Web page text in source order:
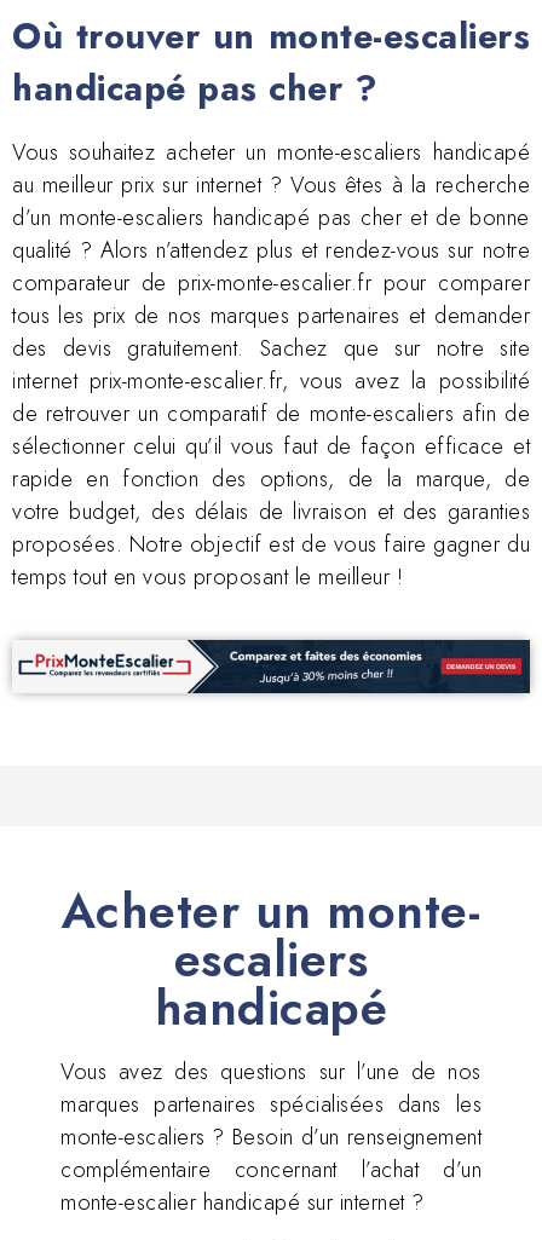
Où trouver un monte-escaliers
handicapé pas cher ?
Vous souhaitez acheter un monte-escaliers handicapé
au meilleur prix sur internet ? Vous êtes à la recherche
d’un monte-escaliers handicapé pas cher et de bonne
qualité ? Alors n’attendez plus et rendez-vous sur notre
comparateur de prix-monte-escalier.fr pour comparer
tous les prix de nos marques partenaires et demander
des devis gratuitement. Sachez que sur notre site
internet prix-monte-escalier.fr, vous avez la possibilité
de retrouver un comparatif de monte-escaliers afin de
sélectionner celui qu’il vous faut de façon efficace et
rapide en fonction des options, de la marque, de
votre budget, des délais de livraison et des garanties
proposées. Notre objectif est de vous faire gagner du
temps tout en vous proposant le meilleur !
Acheter un monte-
escaliers
handicapé
Vous avez des questions sur l’une de nos
marques partenaires spécialisées dans les
monte-escaliers ? Besoin d’un renseignement
complémentaire concernant l’achat d’un
monte-escalier handicapé sur internet ?